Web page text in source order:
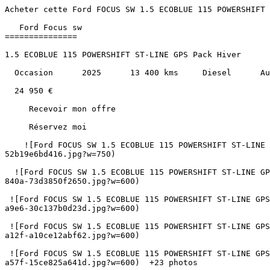
Acheter cette Ford FOCUS SW 1.5 ECOBLUE 115 POWERSHIFT ST-LINE GPS Pack Hiver Diesel au prix de 24950€ à Albi, Montauban, Castres, Cahors, Carcassonne et Toulouse.               

   Ford Focus sw 
===============

1.5 ECOBLUE 115 POWERSHIFT ST-LINE GPS Pack Hiver

  Occasion      2025      13 400 kms     Diesel      Automatique 

  24 950 €   

     Recevoir mon offre 

     Réservez moi 

    ![Ford FOCUS SW 1.5 ECOBLUE 115 POWERSHIFT ST-LINE GPS Pack Hiver](https://www.sndiffusion.fr/photos/evialog_photos/logvo/15/1778/57/0ae22286-4602-4508-aee1-52b19e6bd416.jpg?w=750)  

  ![Ford FOCUS SW 1.5 ECOBLUE 115 POWERSHIFT ST-LINE GPS Pack Hiver - Photo 2](https://www.sndiffusion.fr/photos/evialog_photos/logvo/15/1778/57/81931ff0-8c82-4935-840a-73d3850f2650.jpg?w=600)  

 ![Ford FOCUS SW 1.5 ECOBLUE 115 POWERSHIFT ST-LINE GPS Pack Hiver - Photo 3](https://www.sndiffusion.fr/photos/evialog_photos/logvo/15/1778/57/286010f7-64cc-40fc-a9e6-30c137b0d23d.jpg?w=600)  

 ![Ford FOCUS SW 1.5 ECOBLUE 115 POWERSHIFT ST-LINE GPS Pack Hiver - Photo 4](https://www.sndiffusion.fr/photos/evialog_photos/logvo/15/1778/57/0994f658-5989-41f5-a12f-a10ce12abf62.jpg?w=600)  

 ![Ford FOCUS SW 1.5 ECOBLUE 115 POWERSHIFT ST-LINE GPS Pack Hiver - Photo 5](https://www.sndiffusion.fr/photos/evialog_photos/logvo/15/1778/57/64843c01-8b4a-4b3e-a57f-15ce825a641d.jpg?w=600)  +23 photos 

        /  

      ![]() 

 ![]() 

 ![]() 

   ![Photo 1]() 

       ![]()   

   Occasion      2025      13 400 kms     Diesel      Automatique 

  Caractéristiques
----------------

     Partager   

Année

2025

Kilométrage

13 400 km

Énergie

Diesel

Boîte de vitesses

Automatique

Puissance

115 ch / 6 cv fiscaux

Places

5

Cylindrée

1499 cm³

Couleur extérieure

Bleu azur

Sellerie

Tissu

1ère immatriculation

22/04/2025

Référence

54506

  Points forts
------------

     Sièges chauffants     Climatisation Automatique     Jantes Alu     Régulateur de vitesse    + 27 autres  

     Consommation et émissions
-------------------------

        C   

CO₂

140 g/km

   ![Crit'Air 2](https://www.sndiffusion.fr/images/critair/vignette-critair-2.png)Crit'Air

2

    Équipements
-----------

  ### Équipements de série (31)

    Apple CarPlay- Android Auto 

   Barres de Toit Noires 

   Capteur de pression des pneus - 

   Capteurs de stationnement AV et AR 

   Carrosserie ST-Line 

   Climatisation automatique à deux zones 

   Contrôle électronique de la stabilité (ESP) 

   Démarrage Mains Libres 

   Essuie-glace avec capteur de pluie 

   Feux de jour à DEL 

   Frein de stationnement électrique (EPB) 

   Freinage après collision 

   Freins antiblocage (ABS) 

   Isofix Smart 

   Jantes Alu 17" Anthracites 

   Lane Keeping Assist 

   Levier de vitesses en aluminium avec inscription noire 

   MyKey 

   Navigateur SYNC 4 avec écran tactile 13.2" 

   Pare-soleil conducteur et passager avec miroir de courtoisie 

   Phares FULL LED 

   Phares antibrouillard avant à DEL avec fonction de virage 

   Piéton et Détection du cycliste 

   Pre-Collision Assist (système de freinage d'urgence) 

   Régulateur de vitesse avec limiteur de vitesse 

   Rétroviseur intérieur Jour / nuit 

   Rétroviseurs extérieurs électriques